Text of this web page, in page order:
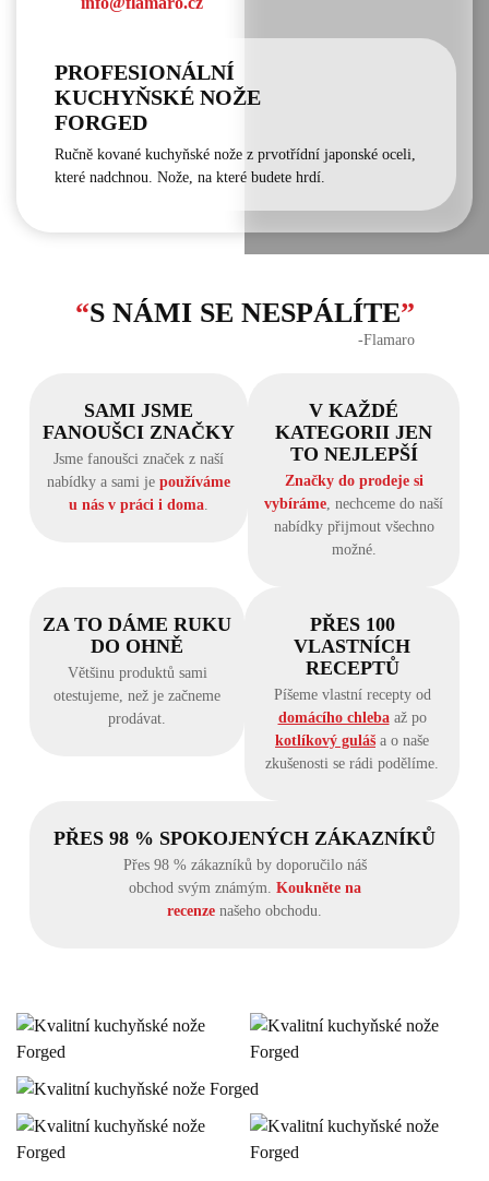
PROFESIONÁLNÍ
KUCHYŇSKÉ NOŽE
FORGED
Ručně kované kuchyňské nože z prvotřídní japonské oceli,
které nadchnou. Nože, na které budete hrdí.
“S NÁMI SE NESPÁLÍTE”
‐Flamaro
SAMI JSME
FANOUŠCI ZNAČKY
Jsme fanoušci značek z naší
nabídky a sami je používáme
u nás v práci i doma.
V KAŽDÉ
KATEGORII JEN
TO NEJLEPŠÍ
Značky do prodeje si
vybíráme, nechceme do naší
nabídky přijmout všechno
možné.
ZA TO DÁME RUKU
DO OHNĚ
Většinu produktů sami
otestujeme, než je začneme
prodávat.
PŘES 100
VLASTNÍCH
RECEPTŮ
Píšeme vlastní recepty od
domácího chlebaaž po
kotlíkový guláš a o naše
zkušenosti se rádi podělíme.
PŘES 98 % SPOKOJENÝCH ZÁKAZNÍKŮ
Přes 98 % zákazníků by doporučilo náš
obchod svým známým. Koukněte na
recenze našeho obchodu.